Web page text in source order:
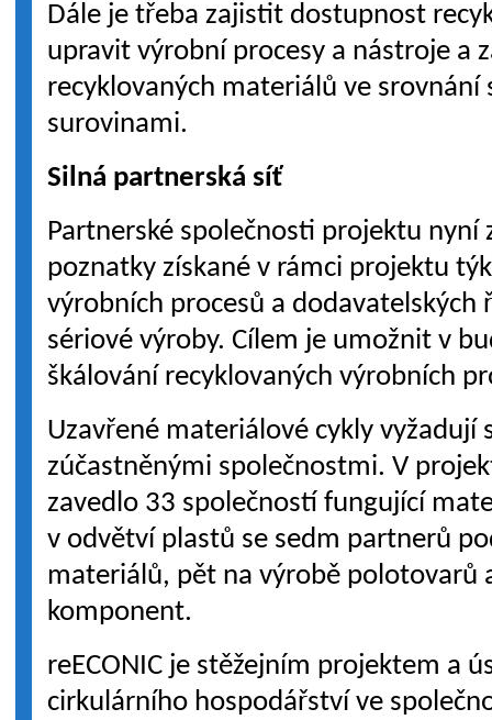
Dále je třeba zajistit dostupnost
upravit výrobní procesy a nástroje a
recyklovaných materiálů ve
surovinami.
Silná partnerská síť
Partnerské společnosti projektu nyní
poznatky získané v rámci projektu
výrobních procesů a dodavatelských
sériové výroby. Cílem je umožnit v
škálování recyklovaných výrobních
Uzavřené materiálové cykly vyžadují
zúčastněnými společnostmi. V
zavedlo 33 společností fungující
v odvětví plastů se sedm partnerů
materiálů, pět na výrobě polotovarů
komponent.
reECONIC je stěžejním projektem a
cirkulárního hospodářství ve